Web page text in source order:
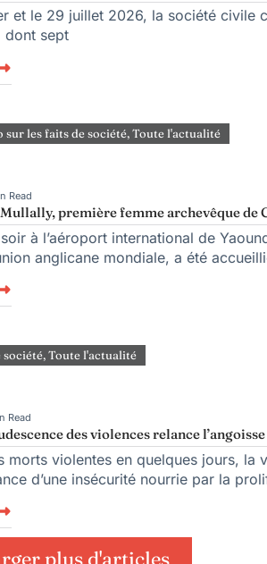
et le 29 juillet 2026, la société civile
dont sept
sur les faits de société,Toute l'actualité
Read
première femme archevêque
à l’aéroport international de
anglicane mondiale, a été
société,Toute l'actualité
Read
des violences relance
morts violentes en quelques jours, la
d’une insécurité nourrie par la
plus d'articles